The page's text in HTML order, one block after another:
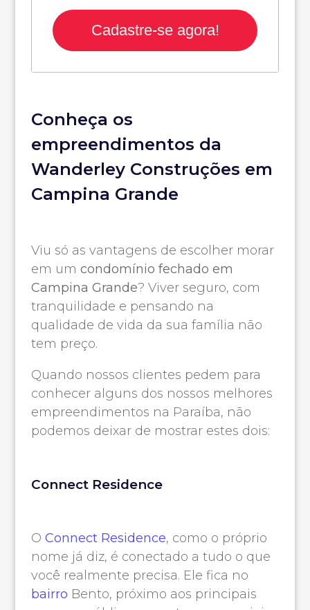
Cadastre-se agora!
Conheça os
empreendimentos da
Wanderley Construções em
Campina Grande
Viu só as vantagens de escolher morar
em um condomínio fechado em
Campina Grande? Viver seguro, com
tranquilidade e pensando na
qualidade de vida da sua família não
tem preço.
Quando nossos clientes pedem para
conhecer alguns dos nossos melhores
empreendimentos na Paraíba, não
podemos deixar de mostrar estes dois:
Connect Residence
O Connect Residence, como o próprio
nome já diz, é conectado a tudo o que
você realmente precisa. Ele fica no
bairro Bento, próximo aos principais